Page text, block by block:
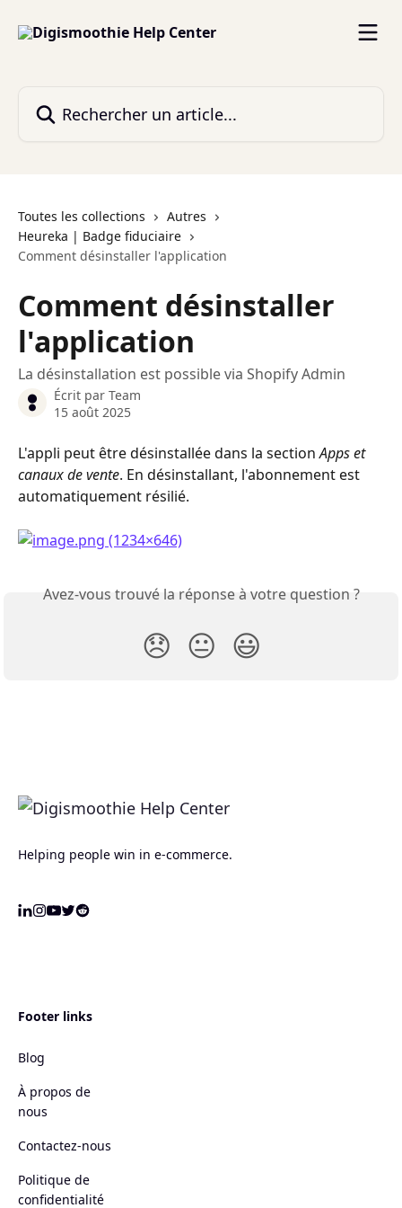
Toutes les collections
Autres
Heureka | Badge fiduciaire
Comment désinstaller l'application
Comment désinstaller
l'application
La désinstallation est possible via Shopify Admin
Écrit par Team
15 août 2025
L'appli peut être désinstallée dans la section Apps et
canaux de vente. En désinstallant, l'abonnement est
automatiquement résilié.
Avez-vous trouvé la réponse à votre question ?
😞 😐 😃
Helping people win in e-commerce.
Footer links
Blog
À propos de
nous
Contactez-nous
Politique de
confidentialité